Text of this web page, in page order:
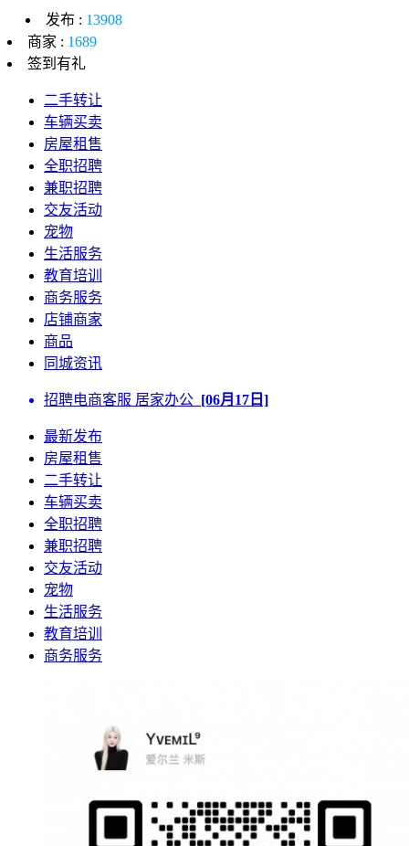
发布 : 13908
商家 : 1689
签到有礼
二手转让
车辆买卖
房屋租售
全职招聘
兼职招聘
交友活动
宠物
生活服务
教育培训
商务服务
店铺商家
商品
同城资讯
招聘电商客服 居家办公 [06月17日]
最新发布
房屋租售
二手转让
车辆买卖
全职招聘
兼职招聘
交友活动
宠物
生活服务
教育培训
商务服务